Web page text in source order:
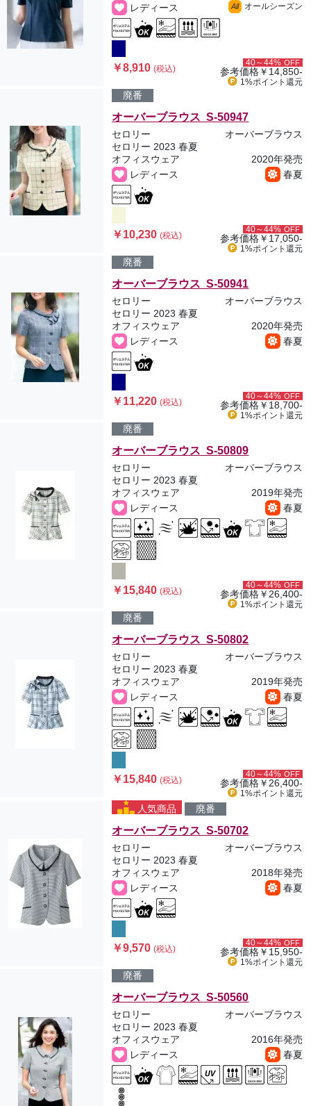
レディース
All オールシーズン
￥8,910(税込)
40～44% OFF
参考価格￥14,850-
1%ポイント 還元
廃番
オーバーブラウス S-50947
セロリー
オーバーブラウス
セロリー 2023 春夏
オフィスウェア
2020年発売
レディース
春夏
￥10,230(税込)
40～44% OFF
参考価格￥17,050-
1%ポイント 還元
廃番
オーバーブラウス S-50941
セロリー
オーバーブラウス
セロリー 2023 春夏
オフィスウェア
2020年発売
レディース
春夏
￥11,220(税込)
40～44% OFF
参考価格￥18,700-
1%ポイント 還元
廃番
オーバーブラウス S-50809
セロリー
オーバーブラウス
セロリー 2023 春夏
オフィスウェア
2019年発売
レディース
春夏
￥15,840(税込)
40～44% OFF
参考価格￥26,400-
1%ポイント 還元
廃番
オーバーブラウス S-50802
セロリー
オーバーブラウス
セロリー 2023 春夏
オフィスウェア
2019年発売
レディース
春夏
￥15,840(税込)
40～44% OFF
参考価格￥26,400-
1%ポイント 還元
人気商品 廃番
オーバーブラウス S-50702
セロリー
オーバーブラウス
セロリー 2023 春夏
オフィスウェア
2018年発売
レディース
春夏
￥9,570(税込)
40～44% OFF
参考価格￥15,950-
1%ポイント 還元
廃番
オーバーブラウス S-50560
セロリー
オーバーブラウス
セロリー 2023 春夏
オフィスウェア
2016年発売
レディース
春夏